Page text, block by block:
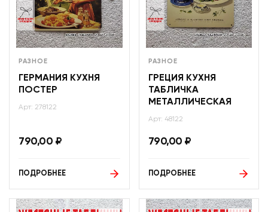
РАЗНОЕ
ГЕРМАНИЯ КУХНЯ
ПОСТЕР
Арт: 278122
790,00 ₽
ПОДРОБНЕЕ
РАЗНОЕ
ГРЕЦИЯ КУХНЯ
ТАБЛИЧКА
МЕТАЛЛИЧЕСКАЯ
Арт: 48122
790,00 ₽
ПОДРОБНЕЕ